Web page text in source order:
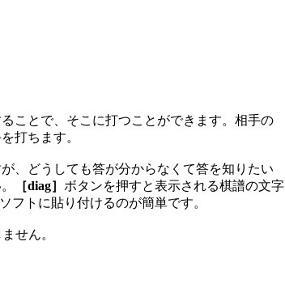
ことで、そこに打つことができます。相手の
打ちます。
、どうしても答が分からなくて答を知りたい
［diag］ ボタンを押すと表示される棋譜の文字
フトに貼り付けるのが簡単です。
せん。